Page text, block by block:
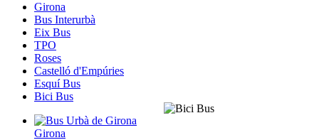
Girona
Bus Interurbà
Eix Bus
TPO
Roses
Castelló d'Empúries
Esquí Bus
Bici Bus
Girona